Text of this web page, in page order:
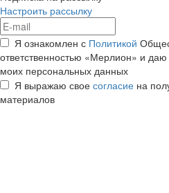
Настроить рассылку
Я ознакомлен с Политикой
ответственностью «Мерлион» и даю
моих персональных данных
Я выражаю свое согласие на
материалов